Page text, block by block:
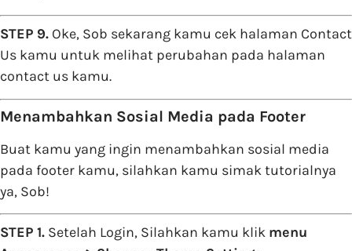
STEP 9. Oke, Sob sekarang kamu cek halaman Contact
Us kamu untuk melihat perubahan pada halaman
contact us kamu.
Menambahkan Sosial Media pada Footer
Buat kamu yang ingin menambahkan sosial media
pada footer kamu, silahkan kamu simak tutorialnya
ya, Sob!
STEP 1. Setelah Login, Silahkan kamu klik menu